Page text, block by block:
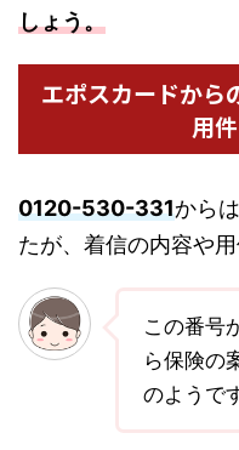
しょう。
エポスカードから
用
0120-530-331からは
たが、着信の内容や
この番号
ら保険の
のようで